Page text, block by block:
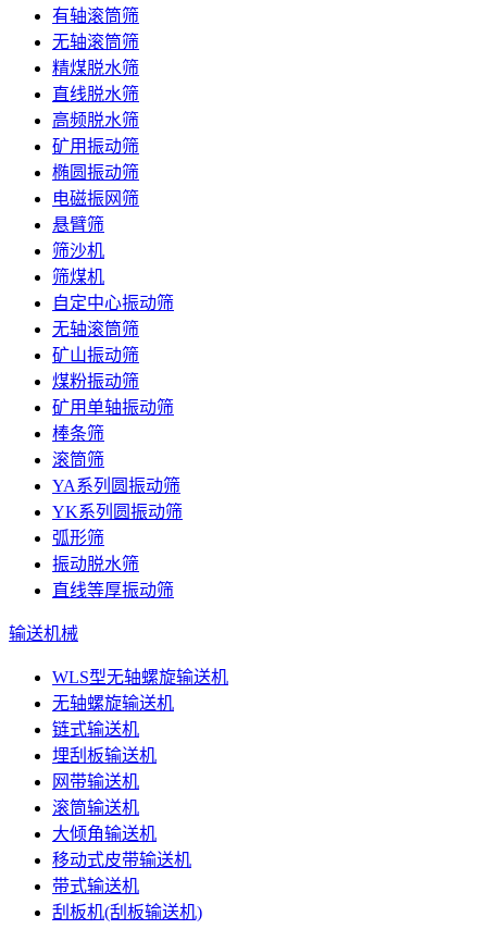
有轴滚筒筛
无轴滚筒筛
精煤脱水筛
直线脱水筛
高频脱水筛
矿用振动筛
椭圆振动筛
电磁振网筛
悬臂筛
筛沙机
筛煤机
自定中心振动筛
无轴滚筒筛
矿山振动筛
煤粉振动筛
矿用单轴振动筛
棒条筛
滚筒筛
YA系列圆振动筛
YK系列圆振动筛
弧形筛
振动脱水筛
直线等厚振动筛
输送机械
WLS型无轴螺旋输送机
无轴螺旋输送机
链式输送机
埋刮板输送机
网带输送机
滚筒输送机
大倾角输送机
移动式皮带输送机
带式输送机
刮板机(刮板输送机)